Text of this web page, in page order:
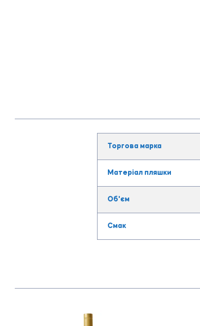
Торгова марка
Матеріал пляшки
Об'єм
Смак